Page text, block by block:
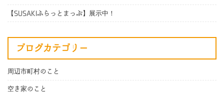
【SUSAKIふらっとまっぷ】展示中！
ブログカテゴリー
周辺市町村のこと
空き家のこと